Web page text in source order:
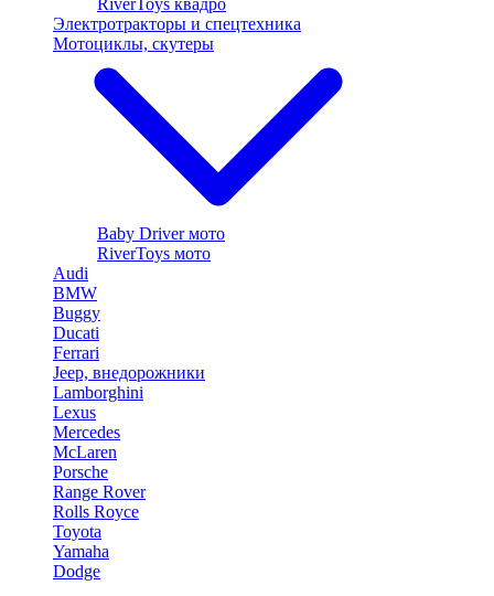
RiverToys квадро
Электротракторы и спецтехника
Мотоциклы, скутеры
Baby Driver мото
RiverToys мото
Audi
BMW
Buggy
Ducati
Ferrari
Jeep, внедорожники
Lamborghini
Lexus
Mercedes
McLaren
Porsche
Range Rover
Rolls Royce
Toyota
Yamaha
Dodge